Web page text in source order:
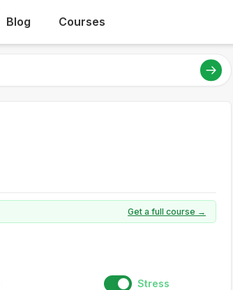
Blog Courses
Get a full course →
Stress